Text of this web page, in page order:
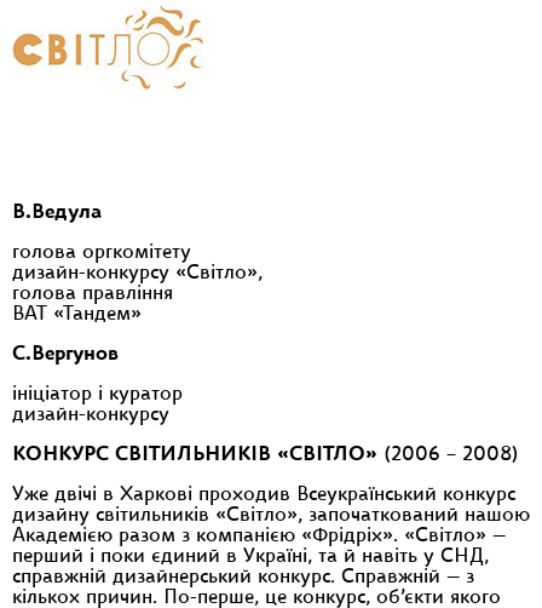
В.Ведула
голова оргкомітету
дизайн-конкурсу «Світло»,
голова правління
ВАТ «Тандем»
С.Вергунов
ініціатор і куратор
дизайн-конкурсу
КОНКУРС СВІТИЛЬНИКІВ «СВІТЛО» (2006 – 2008)
Уже двічі в Харкові проходив Всеукраїнський конкурс
дизайну світильників «Світло», започаткований нашою
Академією разом з компанією «Фрідріх». «Світло» —
перший і поки єдиний в Україні, та й навіть у СНД,
справжній дизайнерський конкурс. Справжній — з
кількох причин. По-перше, це конкурс, об’єкти якого